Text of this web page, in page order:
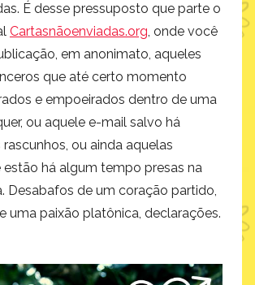
É desse pressuposto que parte o
Cartasnãoenviadas.org, onde você
em anonimato, aqueles
que até certo momento
e empoeirados dentro de uma
ou aquele e-mail salvo há
ou ainda aquelas
estão há algum tempo presas na
Desabafos de um coração partido,
uma paixão platônica, declarações.